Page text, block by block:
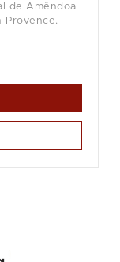
de Amêndoa
Provence.